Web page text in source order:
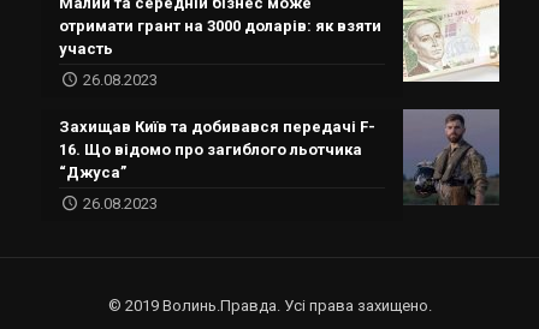
отримати грант на 3000 доларів: як взяти
участь
26.08.2023
Захищав Київ та добивався передачі F-
16. Що відомо про загиблого льотчика
“Джуса”
26.08.2023
© 2019 Волинь.Правда. Усі права захищено.